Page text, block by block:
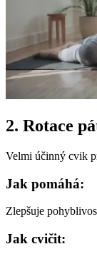
2. Rotace
Velmi účinný cvik
Jak pomáhá:
Zlepšuje
Jak cvičit: